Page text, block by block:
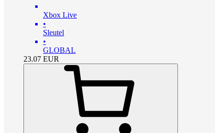
Xbox Live
•
Sleutel
•
GLOBAL
23.07 EUR